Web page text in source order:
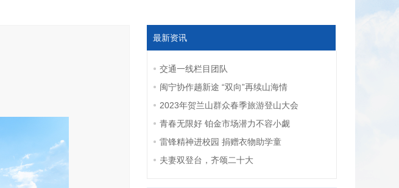
最新资讯
交通一线栏目团队
闽宁协作趟新途 “双向”再续山海情
2023年贺兰山群众春季旅游登山大会
青春无限好 铂金市场潜力不容小觑
雷锋精神进校园 捐赠衣物助学童
夫妻双登台，齐颂二十大